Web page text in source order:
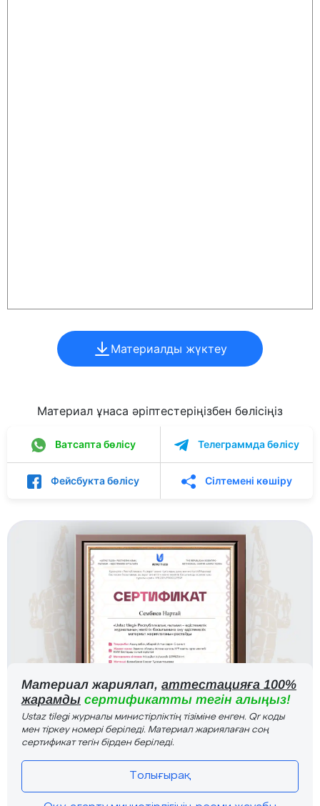
Материалды жүктеу
Материал ұнаса әріптестеріңізбен бөлісіңіз
Ватсапта бөлісу Телеграммда бөлісу
Фейсбукта бөлісу Сілтемені көшіру
Материал жариялап, аттестацияға 100%
жарамды сертификатты тегін алыңыз!
Ustaz tilegi журналы министірліктің тізіміне енген. Qr коды
мен тіркеу номері беріледі. Материал жариялаған соң
сертификат тегін бірден беріледі.
Толығырақ